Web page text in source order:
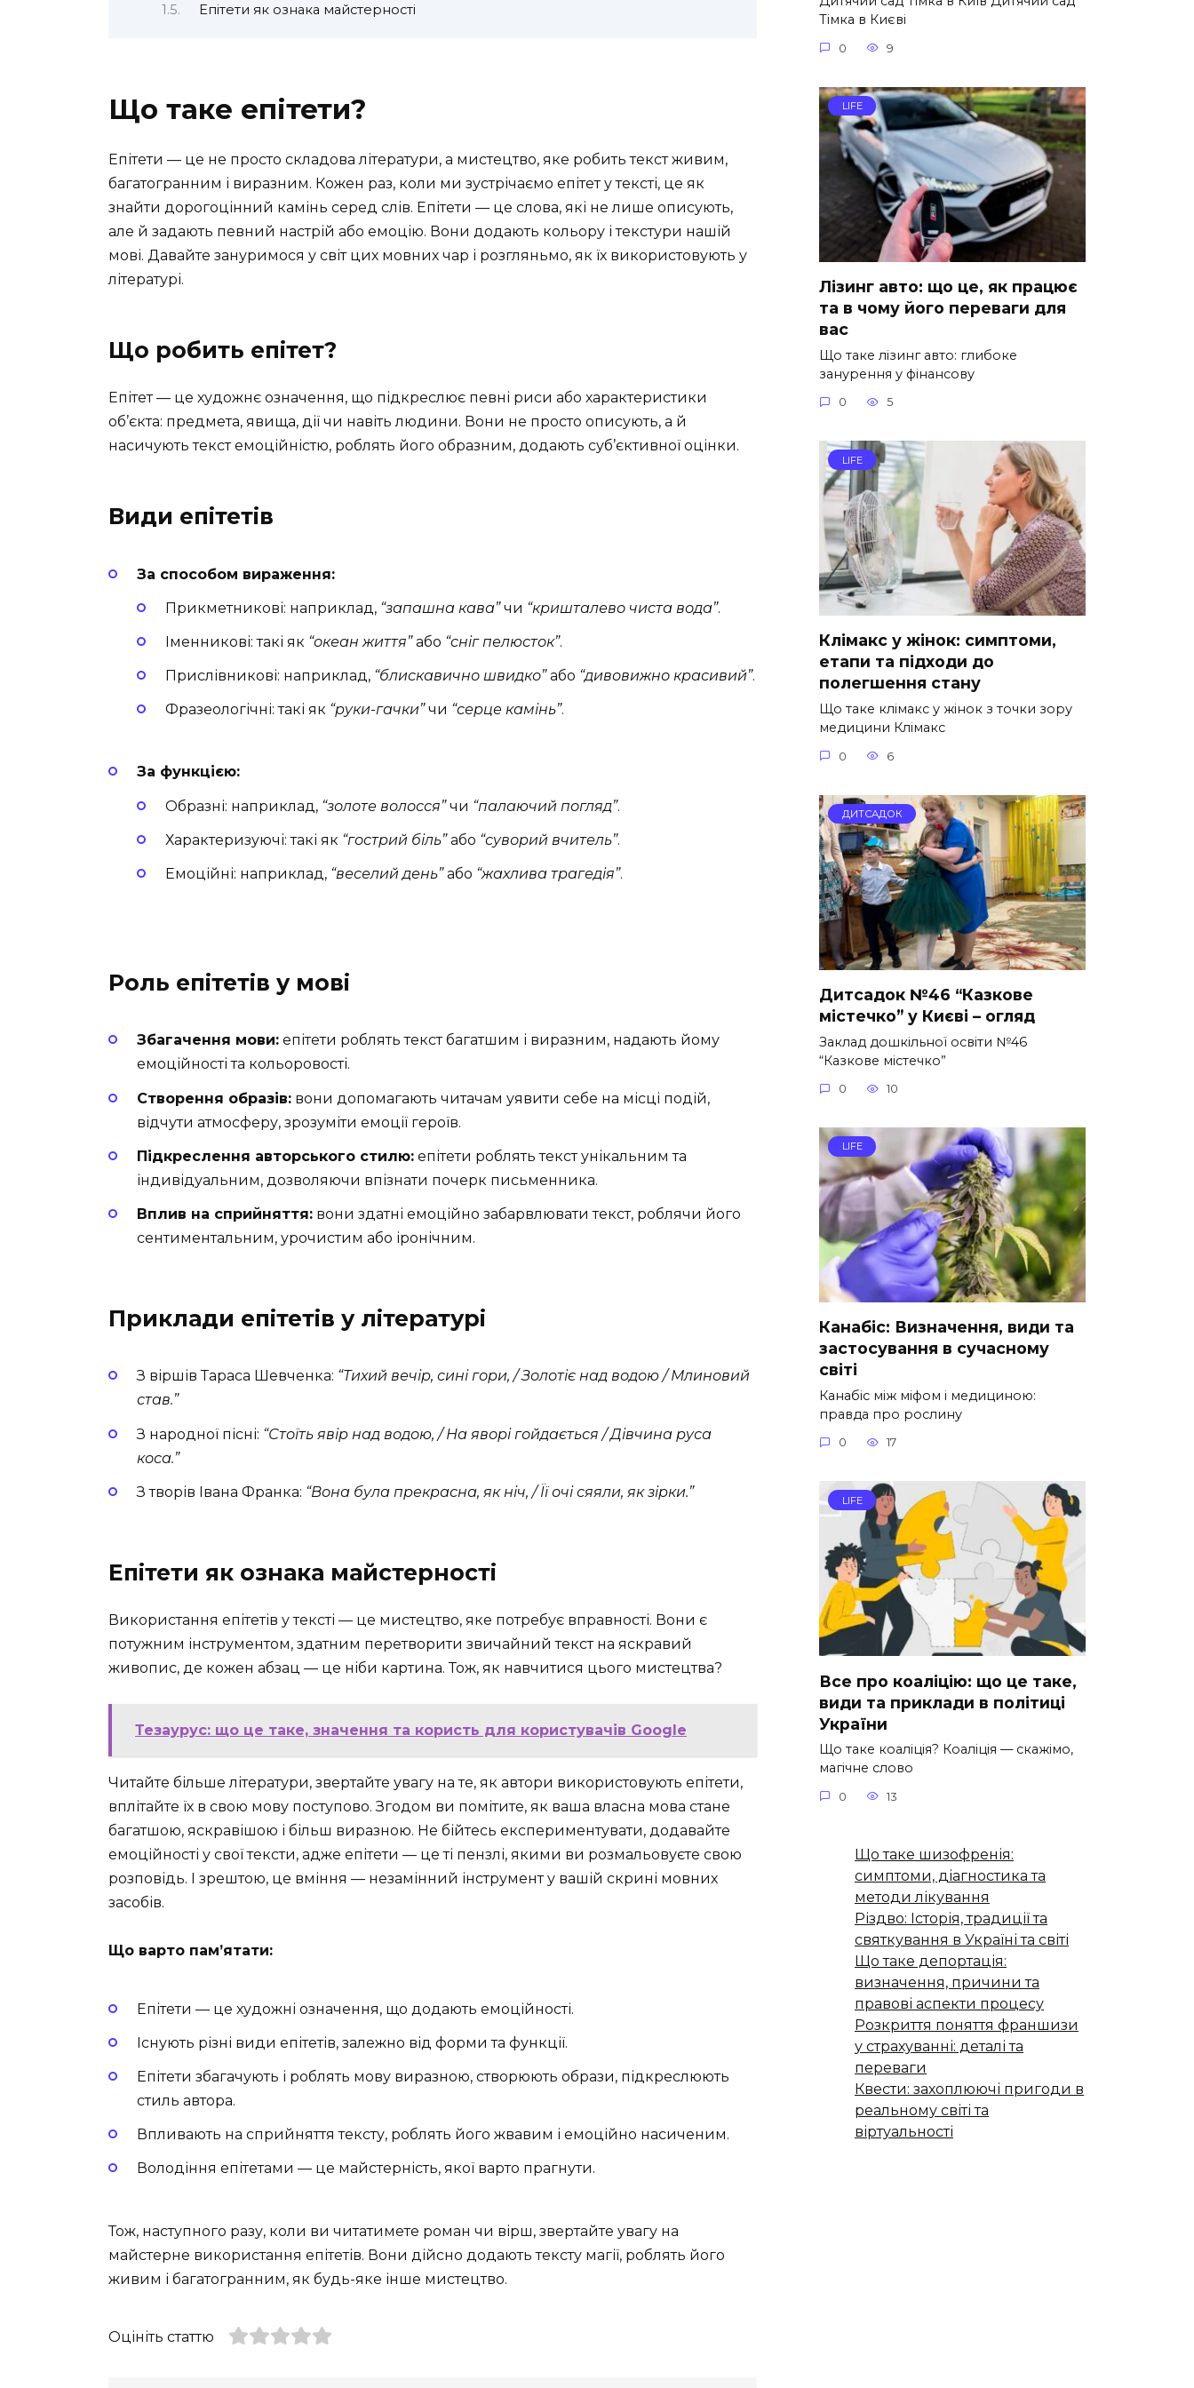
Епітети як ознака майстерності
Що таке епітети?
Епітети — це не просто складова літератури, а мистецтво, яке робить текст живим,
багатогранним і виразним. Кожен раз, коли ми зустрічаємо епітет у тексті, це як
знайти дорогоцінний камінь серед слів. Епітети — це слова, які не лише описують,
але й задають певний настрій або емоцію. Вони додають кольору і текстури нашій
мові. Давайте зануримося у світ цих мовних чар і розгляньмо, як їх використовують у
літературі.
Що робить епітет?
Епітет — це художнє означення, що підкреслює певні риси або характеристики
об’єкта: предмета, явища, дії чи навіть людини. Вони не просто описують, а й
насичують текст емоційністю, роблять його образним, додають суб’єктивної оцінки.
Види епітетів
За способом вираження:
Прикметникові: наприклад, “запашна кава”чи “кришталево чиста вода”.
Іменникові: такі як “океан життя”або “сніг пелюсток”.
Прислівникові: наприклад, “блискавично швидко”або “дивовижно красивий”.
Фразеологічні: такі як “руки-гачки”чи “серце камінь”.
За функцією:
Образні: наприклад, “золоте волосся”чи “палаючий погляд”.
Характеризуючі: такі як “гострий біль”або “суворий вчитель”.
Емоційні: наприклад, “веселий день”або “жахлива трагедія”.
Роль епітетів у мові
Збагачення мови: епітети роблять текст багатшим і виразним, надають йому
емоційності та кольоровості.
Створення образів: вони допомагають читачам уявити себе на місці подій,
відчути атмосферу, зрозуміти емоції героїв.
Підкреслення авторського стилю: епітети роблять текст унікальним та
індивідуальним, дозволяючи впізнати почерк письменника.
Вплив на сприйняття: вони здатні емоційно забарвлювати текст, роблячи його
сентиментальним, урочистим або іронічним.
Приклади епітетів у літературі
З віршів Тараса Шевченка: “Тихий вечір, сині гори, / Золотіє над водою / Млиновий
став.”
З народної пісні: “Стоїть явір над водою, / На яворі гойдається / Дівчина руса
коса.”
З творів Івана Франка: “Вона була прекрасна, як ніч, / Її очі сяяли, як зірки.”
Епітети як ознака майстерності
Використання епітетів у тексті — це мистецтво, яке потребує вправності. Вони є
потужним інструментом, здатним перетворити звичайний текст на яскравий
живопис, де кожен абзац — це ніби картина. Тож, як навчитися цього мистецтва?
Тезаурус: що це таке, значення та користь для користувачів Google
Читайте більше літератури, звертайте увагу на те, як автори використовують епітети,
вплітайте їх в свою мову поступово. Згодом ви помітите, як ваша власна мова стане
багатшою, яскравішою і більш виразною. Не бійтесь експериментувати, додавайте
емоційності у свої тексти, адже епітети — це ті пензлі, якими ви розмальовуєте свою
розповідь. І зрештою, це вміння — незамінний інструмент у вашій скрині мовних
засобів.
Що варто пам’ятати:
Епітети — це художні означення, що додають емоційності.
Існують різні види епітетів, залежно від форми та функції.
Епітети збагачують і роблять мову виразною, створюють образи, підкреслюють
стиль автора.
Впливають на сприйняття тексту, роблять його жвавим і емоційно насиченим.
Володіння епітетами — це майстерність, якої варто прагнути.
Тож, наступного разу, коли ви читатимете роман чи вірш, звертайте увагу на
майстерне використання епітетів. Вони дійсно додають тексту магії, роблять його
живим і багатогранним, як будь-яке інше мистецтво.
Оцініть статтю
Тімка в Києві
0 9
LIFE
Лізинг авто: що це, як працює
та в чому його переваги для
вас
Що таке лізинг авто: глибоке
занурення у фінансову
0 5
LIFE
Клімакс у жінок: симптоми,
етапи та підходи до
полегшення стану
Що таке клімакс у жінок з точки зору
медицини Клімакс
0 6
ДИТСАДОК
Дитсадок №46 “Казкове
містечко” у Києві – огляд
Заклад дошкільної освіти №46
“Казкове містечко”
0 10
LIFE
Канабіс: Визначення, види та
застосування в сучасному
світі
Канабіс між міфом і медициною:
правда про рослину
0 17
LIFE
Все про коаліцію: що це таке,
види та приклади в політиці
України
Що таке коаліція? Коаліція — скажімо,
магічне слово
0 13
Що таке шизофренія:
симптоми, діагностика та
методи лікування
Різдво: Історія, традиції та
святкування в Україні та світі
Що таке депортація:
визначення, причини та
правові аспекти процесу
Розкриття поняття франшизи
у страхуванні: деталі та
переваги
Квести: захоплюючі пригоди в
реальному світі та
віртуальності